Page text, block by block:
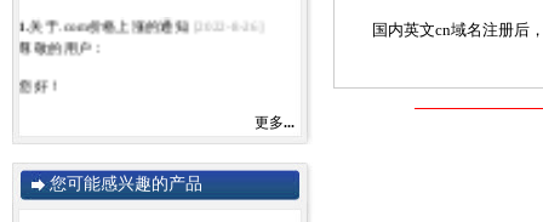
1.关于.com价格上涨的通知 [2022-8-26]
尊敬的用户：
您好！
感谢您一直以来对赛友在线的关注和支持！
由于注册局成本上涨，我司将于2022年9月1
日开始对.com后缀域名注册和续费价格进行
调整。
.com注册首年以及续费上涨幅度5元/每年，
更多...
您可能感兴趣的产品
国内英文cn域名注册后